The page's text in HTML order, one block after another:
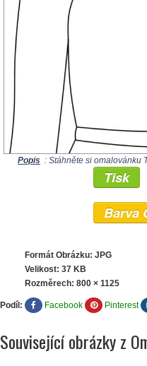
Popis : Stáhněte si omalovánku
Tisk
Barva
Formát Obrázku: JPG
Velikost: 37 KB
Rozměrech: 800 × 1125
Podíl: Facebook Pinterest
Související obrázky z